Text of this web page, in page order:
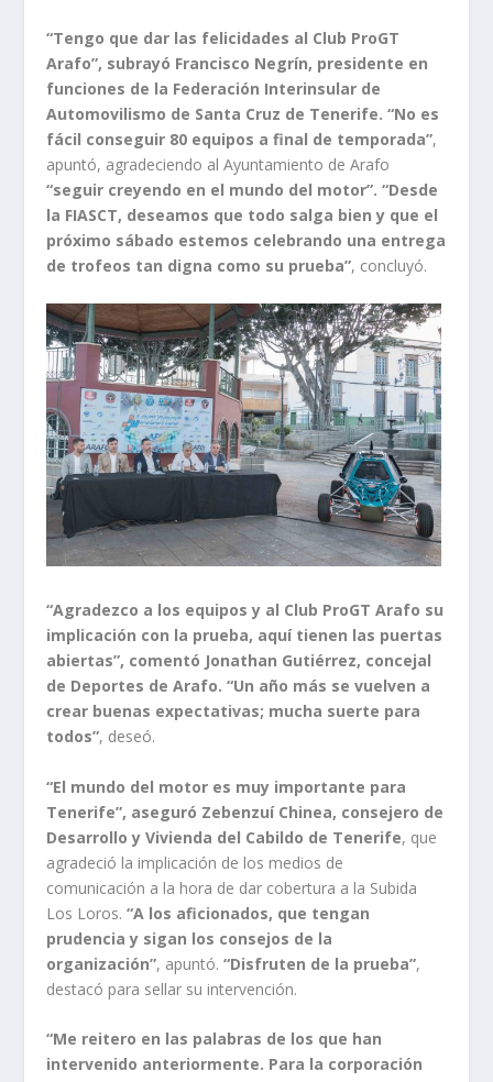
“Tengo que dar las felicidades al Club ProGT
Arafo”, subrayó Francisco Negrín, presidente en
funciones de la Federación Interinsular de
Automovilismo de Santa Cruz de Tenerife. “No es
fácil conseguir 80 equipos a final de temporada”,
apuntó, agradeciendo al Ayuntamiento de Arafo
“seguir creyendo en el mundo del motor”. “Desde
la FIASCT, deseamos que todo salga bien y que el
próximo sábado estemos celebrando una entrega
de trofeos tan digna como su prueba”, concluyó.
“Agradezco a los equipos y al Club ProGT Arafo su
implicación con la prueba, aquí tienen las puertas
abiertas”, comentó Jonathan Gutiérrez, concejal
de Deportes de Arafo. “Un año más se vuelven a
crear buenas expectativas; mucha suerte para
todos”, deseó.
“El mundo del motor es muy importante para
Tenerife”, aseguró Zebenzuí Chinea, consejero de
Desarrollo y Vivienda del Cabildo de Tenerife, que
agradeció la implicación de los medios de
comunicación a la hora de dar cobertura a la Subida
Los Loros.“A los aficionados, que tengan
prudencia y sigan los consejos de la
organización”, apuntó.“Disfruten de la prueba”,
destacó para sellar su intervención.
“Me reitero en las palabras de los que han
intervenido anteriormente. Para la corporación